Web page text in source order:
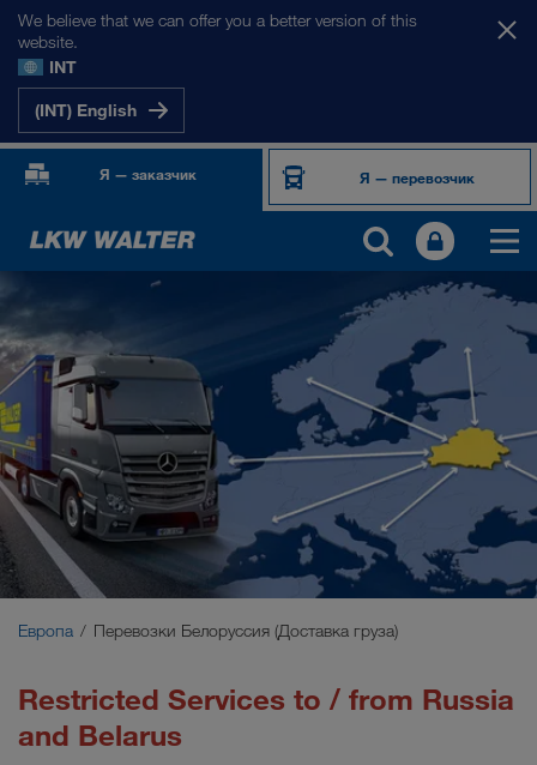
We believe that we can offer you a better version of this
website.
INT
(INT) English
Я — заказчик Я — перевозчик
НАШИ РЫНКИ
Европа
Центральная Азия
Россия
Ближний Восток
Европа Перевозки Белоруссия (Доставка груза)
Restricted Services to / from Russia
and Belarus